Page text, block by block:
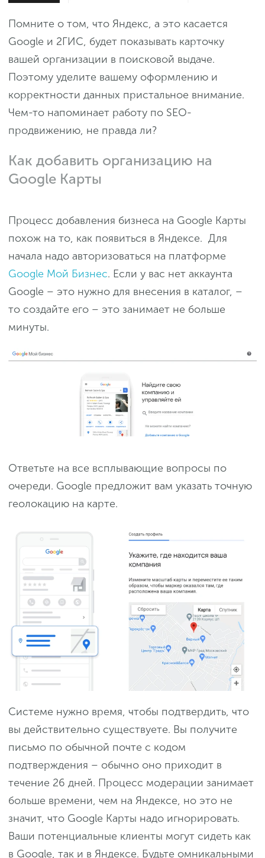
Помните о том, что Яндекс, а это касается
Google и 2ГИС, будет показывать карточку
вашей организации в поисковой выдаче.
Поэтому уделите вашему оформлению и
корректности данных пристальное внимание.
Чем-то напоминает работу по SEO-
продвижению, не правда ли?
Как добавить организацию на
Google Карты
Процесс добавления бизнеса на Google Карты
похож на то, как появиться в Яндексе. Для
начала надо авторизоваться на платформе
Google Мой Бизнес. Если у вас нет аккаунта
Google – это нужно для внесения в каталог, –
то создайте его – это занимает не больше
минуты.
Ответьте на все всплывающие вопросы по
очереди. Google предложит вам указать точную
геолокацию на карте.
Системе нужно время, чтобы подтвердить, что
вы действительно существуете. Вы получите
письмо по обычной почте с кодом
подтверждения – обычно оно приходит в
течение 26 дней. Процесс модерации занимает
больше времени, чем на Яндексе, но это не
значит, что Google Карты надо игнорировать.
Ваши потенциальные клиенты могут сидеть как
в Google, так и в Яндексе. Будьте омникальными